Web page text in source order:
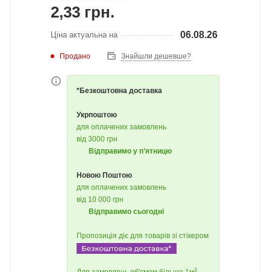
2,33 грн.
Ціна актуальна на 06.08.26
Продано Знайшли дешевше?
*Безкоштовна доставка
Укрпоштою
для оплачених замовлень
від 3000 грн
Відправимо у п’ятницю
Новою Поштою
для оплачених замовлень
від 10 000 грн
Відправимо сьогодні
Пропозиція діє для товарів зі стікером
3